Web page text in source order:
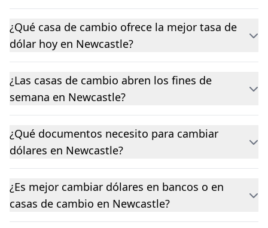
¿Qué casa de cambio ofrece la mejor tasa de
dólar hoy en Newcastle?
¿Las casas de cambio abren los fines de
semana en Newcastle?
¿Qué documentos necesito para cambiar
dólares en Newcastle?
¿Es mejor cambiar dólares en bancos o en
casas de cambio en Newcastle?